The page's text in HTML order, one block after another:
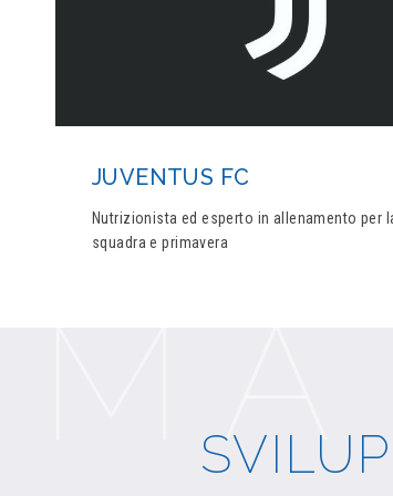
JUVENTUS FC
Nutrizionista ed esperto in allenamento per
squadra e primavera